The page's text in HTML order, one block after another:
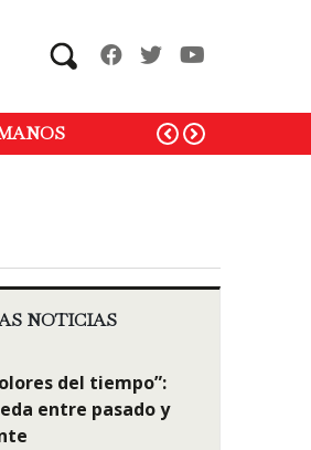
Search
NOTICIAS
del tiempo”:
entre pasado y